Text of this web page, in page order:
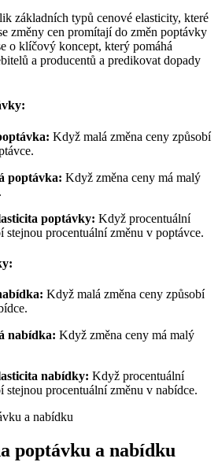
základních typů cenové elasticity, které
změny cen promítají do změn poptávky
o klíčový koncept, který pomáhá
a producentů a predikovat dopady
Když malá změna ceny způsobí
poptávka: Když změna ceny má malý
poptávky: Když procentuální
stejnou procentuální změnu v poptávce.
Když malá změna ceny způsobí
nabídka: Když změna ceny má malý
nabídky: Když procentuální
stejnou procentuální změnu v nabídce.
poptávku a nabídku